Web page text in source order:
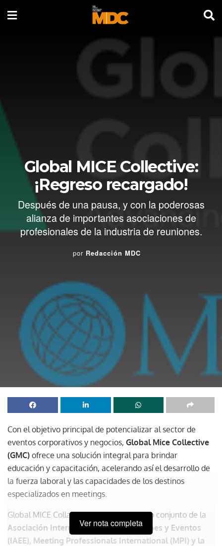
Global MICE Collective:
¡Regreso recargado!
Después de una pausa, y con la poderosas
alianza de importantes asociaciones de
profesionales de la industria de reuniones.
por Redacción MDC
Con el objetivo principal de potencializar al sector de
eventos corporativos y negocios, Global Mice Collective
(GMC) ofrece una solución integral para brindar
educación y capacitación, acelerando así el desarrollo de
la fuerza laboral y las capacidades de los destinos
especializados en meetings.
Global MICE Collaborative es un esfuerzo conjunto de la
Asociación Internacional de Exposiciones y Eventos
(IAEE), Meeting Professionals International (MPI) y la
Ver nota completa